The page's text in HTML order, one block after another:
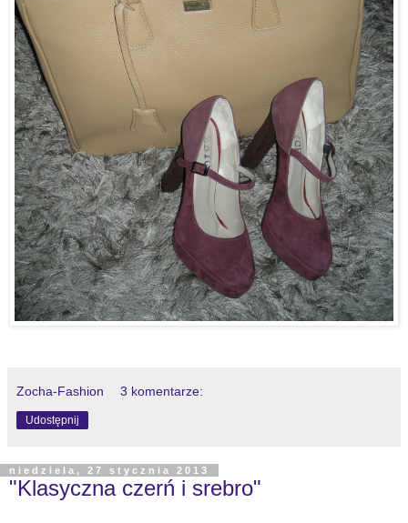
Zocha-Fashion 3 komentarze:
Udostępnij
niedziela, 27 stycznia 2013
"Klasyczna czerń i srebro"